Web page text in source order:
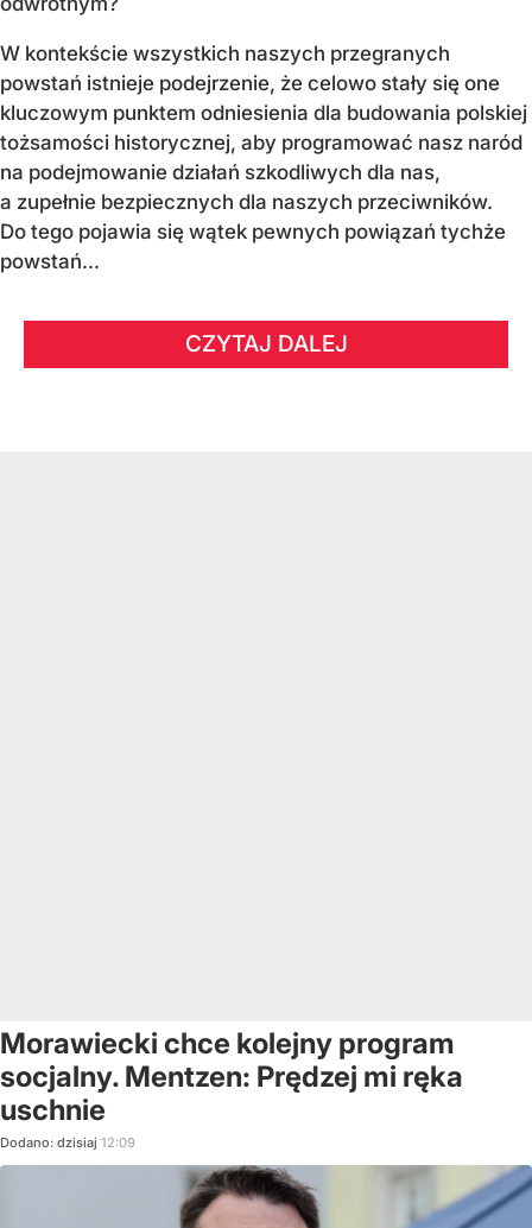
W kontekście wszystkich naszych przegranych
powstań istnieje podejrzenie, że celowo stały się one
kluczowym punktem odniesienia dla budowania polskiej
tożsamości historycznej, aby programować nasz naród
na podejmowanie działań szkodliwych dla nas,
a zupełnie bezpiecznych dla naszych przeciwników.
Do tego pojawia się wątek pewnych powiązań tychże
powstań...
CZYTAJ DALEJ
Morawiecki chce kolejny program
socjalny. Mentzen: Prędzej mi ręka
uschnie
Dodano: dzisiaj 12:09